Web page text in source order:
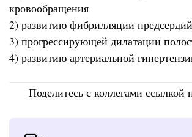
кровообращения
2) развитию фибрилляции предсердий
3) прогрессирующей дилатации
4) развитию артериальной
Поделитесь с коллегами ссылкой